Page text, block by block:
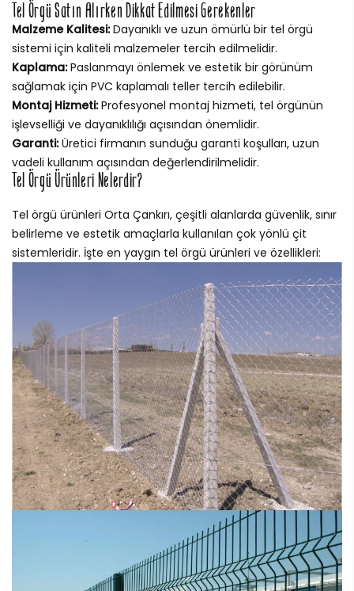
Tel Örgü Satın Alırken Dikkat Edilmesi Gerekenler
Malzeme Kalitesi:Dayanıklı ve uzun ömürlü bir tel örgü
sistemi için kaliteli malzemeler tercih edilmelidir.
Kaplama:Paslanmayı önlemek ve estetik bir görünüm
sağlamak için PVC kaplamalı teller tercih edilebilir.
Montaj Hizmeti:Profesyonel montaj hizmeti, tel örgünün
işlevselliği ve dayanıklılığı açısından önemlidir.
Garanti:Üretici firmanın sunduğu garanti koşulları, uzun
vadeli kullanım açısından değerlendirilmelidir.
Tel Örgü Ürünleri Nelerdir?
Tel örgü ürünleri Orta Çankırı, çeşitli alanlarda güvenlik, sınır
belirleme ve estetik amaçlarla kullanılan çok yönlü çit
sistemleridir. İşte en yaygın tel örgü ürünleri ve özellikleri: